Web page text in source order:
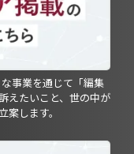
事業を通じて「編集
えたいこと、世の中が
します。